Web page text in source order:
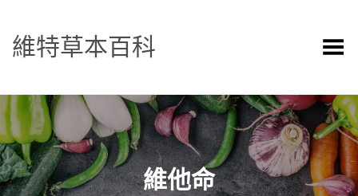
維特草本百科 Toggle Menu
維他命